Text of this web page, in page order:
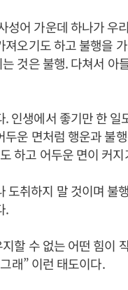
성어 가운데 하나가 우
오기도 하고 불행을
것은 불행. 다쳐서 아
인생에서 좋기만 한
운 면처럼 행운과 불
하고 어두운 면이 커
도취하지 말 것이며 불
.
할 수 없는 어떤 힘이
래” 이런 태도이다.